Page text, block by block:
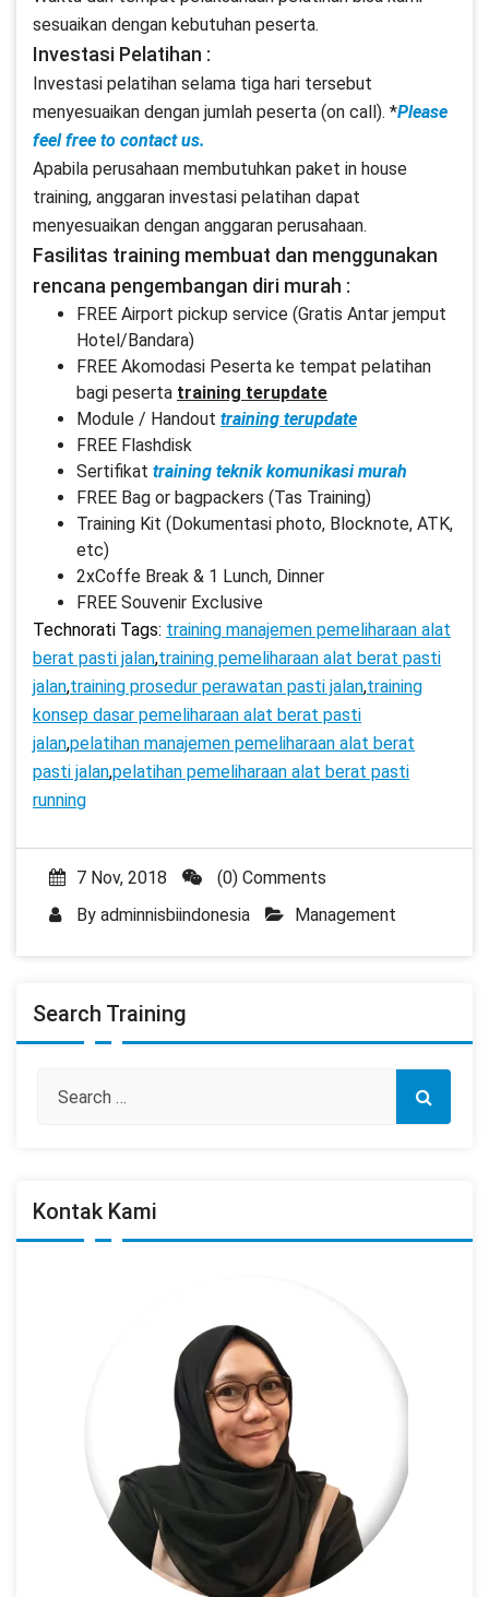
sesuaikan dengan kebutuhan peserta.
Investasi Pelatihan :
Investasi pelatihan selama tiga hari tersebut
menyesuaikan dengan jumlah peserta (on call). *Please
feel free to contact us.
Apabila perusahaan membutuhkan paket in house
training, anggaran investasi pelatihan dapat
menyesuaikan dengan anggaran perusahaan.
Fasilitas training membuat dan menggunakan
rencana pengembangan diri murah :
FREE Airport pickup service (Gratis Antar jemput
Hotel/Bandara)
FREE Akomodasi Peserta ke tempat pelatihan
bagi peserta training terupdate
Module / Handout training terupdate
FREE Flashdisk
Sertifikat training teknik komunikasi murah
FREE Bag or bagpackers (Tas Training)
Training Kit (Dokumentasi photo, Blocknote, ATK,
etc)
2xCoffe Break & 1 Lunch, Dinner
FREE Souvenir Exclusive
Technorati Tags: training manajemen pemeliharaan alat
berat pasti jalan,training pemeliharaan alat berat pasti
jalan,training prosedur perawatan pasti jalan,training
konsep dasar pemeliharaan alat berat pasti
jalan,pelatihan manajemen pemeliharaan alat berat
pasti jalan,pelatihan pemeliharaan alat berat pasti
running
7 Nov, 2018
(0) Comments
By adminnisbiindonesia Management
Search Training
Kontak Kami